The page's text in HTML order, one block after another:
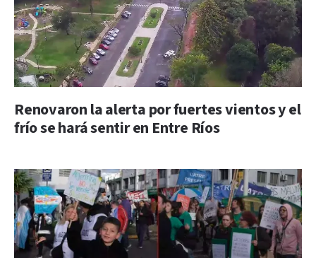
Renovaron la alerta por fuertes vientos y el
frío se hará sentir en Entre Ríos